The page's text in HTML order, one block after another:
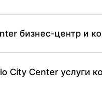
бизнес-центр и
City Center услуги